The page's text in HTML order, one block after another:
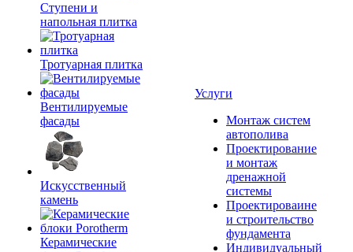
Ступени и
напольная плитка
Тротуарная плитка
Вентилируемые
фасады
Искусственный
камень
Керамические
Услуги
Монтаж систем
автополива
Проектирование
и монтаж
дренажной
системы
Проектироваине
и строительство
фундамента
Индивидуальный